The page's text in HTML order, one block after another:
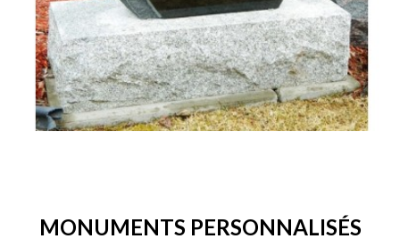
MONUMENTS PERSONNALISÉS